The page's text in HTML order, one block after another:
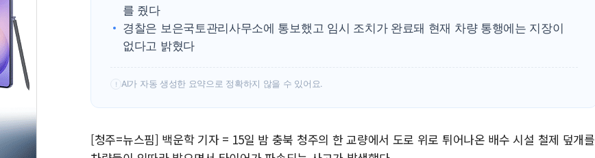
를 줬다
경찰은 보은국토관리사무소에 통보했고 임시 조치가 완료돼 현재 차량 통행에는 지장이
없다고 밝혔다
! AI가 자동 생성한 요약으로 정확하지 않을 수 있어요.
[청주=뉴스핌] 백운학 기자 = 15일 밤 충북 청주의 한 교량에서 도로 위로 튀어나온 배수 시설 철제 덮개를